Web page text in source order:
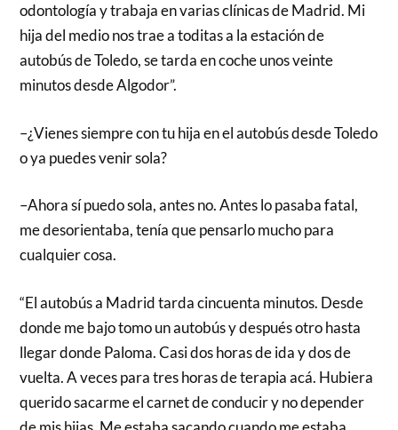
odontología y trabaja en varias clínicas de Madrid. Mi
hija del medio nos trae a toditas a la estación de
autobús de Toledo, se tarda en coche unos veinte
minutos desde Algodor”.
–¿Vienes siempre con tu hija en el autobús desde Toledo
o ya puedes venir sola?
–Ahora sí puedo sola, antes no. Antes lo pasaba fatal,
me desorientaba, tenía que pensarlo mucho para
cualquier cosa.
“El autobús a Madrid tarda cincuenta minutos. Desde
donde me bajo tomo un autobús y después otro hasta
llegar donde Paloma. Casi dos horas de ida y dos de
vuelta. A veces para tres horas de terapia acá. Hubiera
querido sacarme el carnet de conducir y no depender